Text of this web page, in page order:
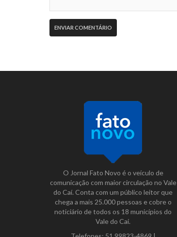
O Jornal Fato Novo é o veículo de
comunicação com maior circulação no Vale
do Caí. Conta com um público leitor que
chega a mais 25.000 pessoas e cobre o
noticiário de todos os 18 municípios do
Vale do Caí.